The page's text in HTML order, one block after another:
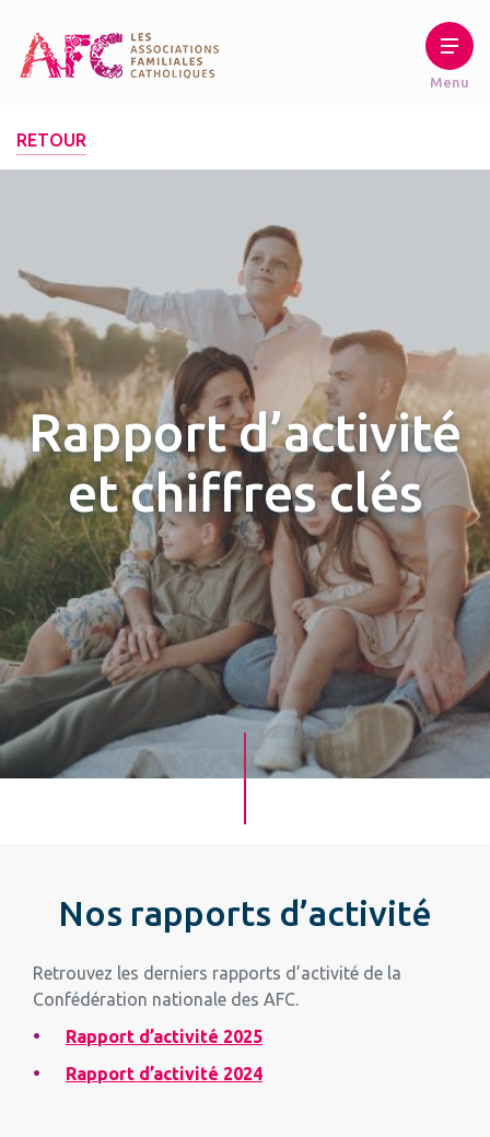
RETOUR
Rapport d’activité
et chiffres clés
Nos rapports d’activité
Retrouvez les derniers rapports d’activité de la
Confédération nationale des AFC.
Rapport d’activité 2025
Rapport d’activité 2024